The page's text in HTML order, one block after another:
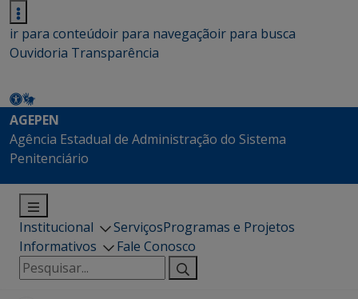
ir para conteúdoir para navegaçãoir para busca
Ouvidoria Transparência
AGEPEN
Agência Estadual de Administração do Sistema
Penitenciário
Institucional ServiçosProgramas e Projetos
Informativos
Fale Conosco
Pesquisar
por: